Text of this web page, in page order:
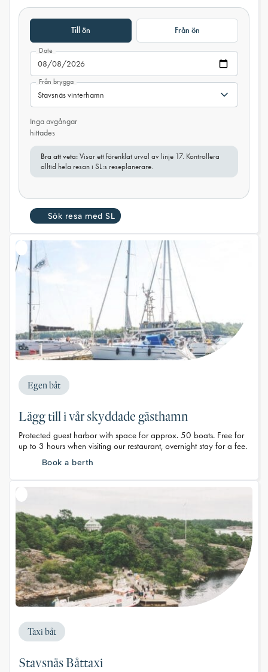
Till ön Från ön
Date
Från brygga
Inga avgångar
hittades
Bra att veta: Visar ett förenklat urval av linje 17. Kontrollera
alltid hela resan i SL:s reseplanerare.
Sök resa med SL
Egen båt
Lägg till i vår skyddade gästhamn
Protected guest harbor with space for approx. 50 boats. Free for
up to 3 hours when visiting our restaurant, overnight stay for a fee.
Book a berth
Taxi båt
Stavsnäs Båttaxi